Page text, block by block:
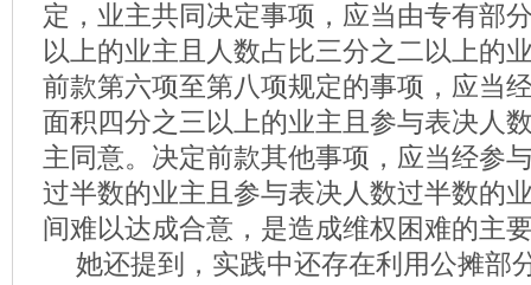
定，业主共同决定事项，应当由专有部
以上的业主且人数占比三分之二以上的
前款第六项至第八项规定的事项，应当
面积四分之三以上的业主且参与表决人
主同意。决定前款其他事项，应当经参
过半数的业主且参与表决人数过半数的
间难以达成合意，是造成维权困难的主
她还提到，实践中还存在利用公摊部